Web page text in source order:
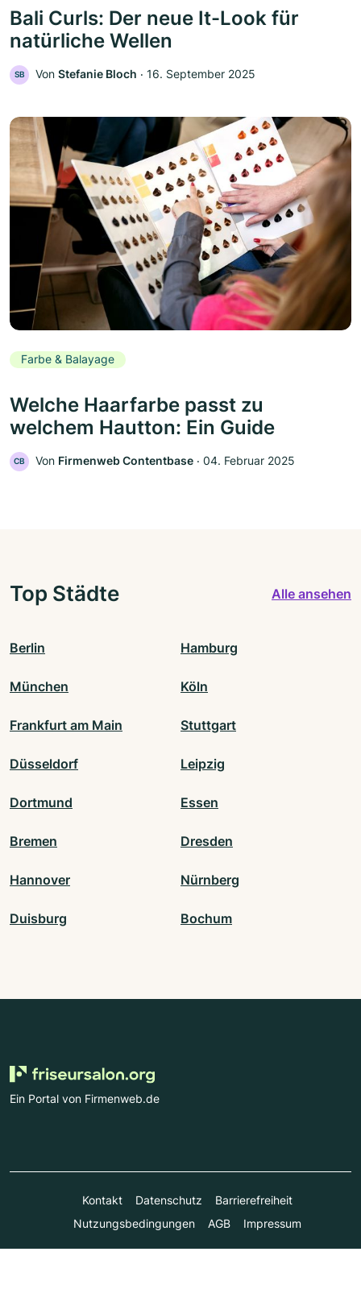
Bali Curls: Der neue It-Look für
natürliche Wellen
SB Von Stefanie Bloch ‧ 16. September 2025
Farbe & Balayage
Welche Haarfarbe passt zu
welchem Hautton: Ein Guide
CB Von Firmenweb Contentbase ‧ 04. Februar 2025
Top Städte Alle ansehen
Berlin Hamburg
München Köln
Frankfurt am Main Stuttgart
Düsseldorf Leipzig
Dortmund Essen
Bremen Dresden
Hannover Nürnberg
Duisburg Bochum
Ein Portal von Firmenweb.de
Kontakt Datenschutz
Barrierefreiheit
Nutzungsbedingungen
AGB Impressum